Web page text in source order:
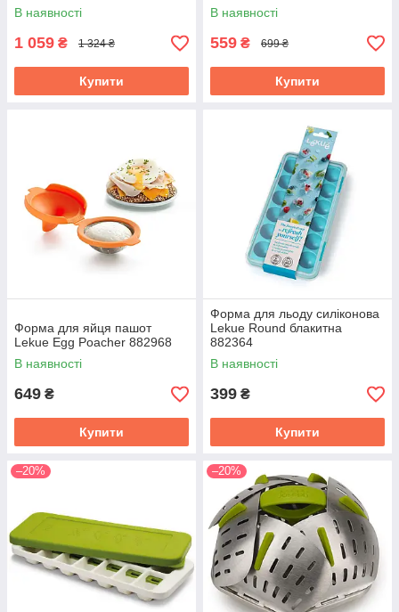
В наявності
1 059 ₴ 1 324 ₴
Купити
В наявності
559 ₴ 699 ₴
Купити
Форма для яйця пашот
Lekue Egg Poacher 882968
В наявності
649 ₴
Купити
Форма для льоду силіконова
Lekue Round блакитна
882364
В наявності
399 ₴
Купити
–20% –20%